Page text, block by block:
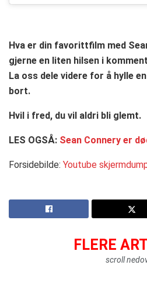
Hva er din favorittfilm med
gjerne en liten hilsen i
La oss dele videre for å hylle
bort.
Hvil i fred, du vil aldri bli glemt.
LES OGSÅ: Sean Connery er
Forsidebilde: Youtube
FLERE
scroll